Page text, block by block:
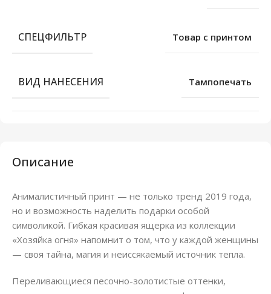
Описание
Анималистичный принт — не только тренд 2019 года,
но и возможность наделить подарки особой
символикой. Гибкая красивая ящерка из коллекции
«Хозяйка огня» напомнит о том, что у каждой женщины
— своя тайна, магия и неиссякаемый источник тепла.
Переливающиеся песочно-золотистые оттенки,
СПЕЦФИЛЬТР Товар с принтом
ВИД НАНЕСЕНИЯ Тампопечать